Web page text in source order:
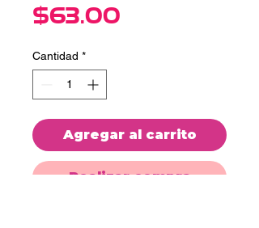
$63.00
Cantidad *
Agregar al carrito
Realizar compra